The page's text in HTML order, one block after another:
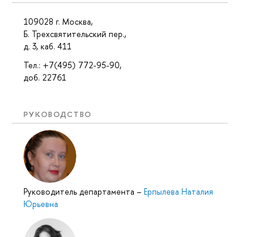
109028 г. Москва,
Б. Трехсвятительский пер.,
д. 3, каб. 411
Тел.: +7(495) 772-95-90,
доб. 22761
РУКОВОДСТВО
Руководитель департамента – Ерпылева Наталия
Юрьевна